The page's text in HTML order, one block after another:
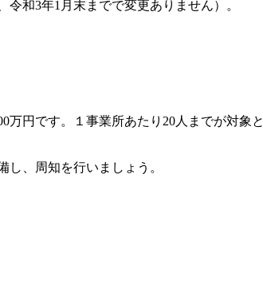
和3年1月末までで変更ありません）。
円です。１事業所あたり20人までが対象と
、周知を行いましょう。